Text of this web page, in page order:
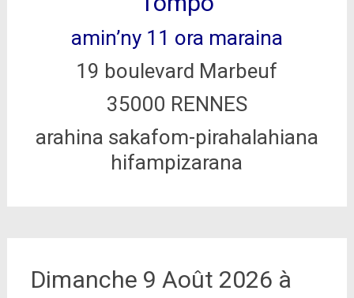
amin’ny 11 ora maraina
19 boulevard Marbeuf
35000 RENNES
arahina sakafom-pirahalahiana
hifampizarana
Dimanche 9 Août 2026 à